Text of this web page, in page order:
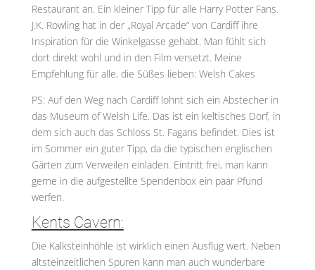
Restaurant an. Ein kleiner Tipp für alle Harry Potter Fans.
J.K. Rowling hat in der „Royal Arcade“ von Cardiff ihre
Inspiration für die Winkelgasse gehabt. Man fühlt sich
dort direkt wohl und in den Film versetzt. Meine
Empfehlung für alle, die Süßes lieben: Welsh Cakes
PS: Auf den Weg nach Cardiff lohnt sich ein Abstecher in
das Museum of Welsh Life. Das ist ein keltisches Dorf, in
dem sich auch das Schloss St. Fagans befindet. Dies ist
im Sommer ein guter Tipp, da die typischen englischen
Gärten zum Verweilen einladen. Eintritt frei, man kann
gerne in die aufgestellte Spendenbox ein paar Pfund
werfen.
Kents Cavern:
Die Kalksteinhöhle ist wirklich einen Ausflug wert. Neben
altsteinzeitlichen Spuren kann man auch wunderbare